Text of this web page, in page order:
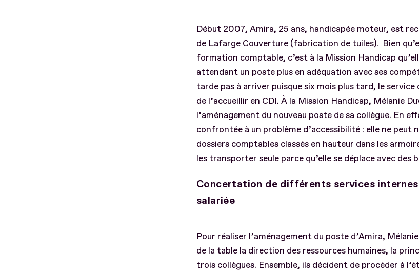
Début 2007, Amira, 25 ans, handicapée moteur, est
de Lafarge Couverture (fabrication de tuiles). Bien
formation comptable, c’est à la Mission Handicap
attendant un poste plus en adéquation avec ses
tarde pas à arriver puisque six mois plus tard, le
de l’accueillir en CDI. À la Mission Handicap, Mélanie
l’aménagement du nouveau poste de sa collègue. En
confrontée à un problème d’accessibilité : elle ne peut
dossiers comptables classés en hauteur dans les
les transporter seule parce qu’elle se déplace avec des
Concertation de différents services
salariée
Pour réaliser l’aménagement du poste d’Amira,
de la table la direction des ressources humaines, la
trois collègues. Ensemble, ils décident de procéder à